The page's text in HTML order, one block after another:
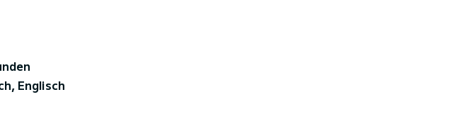
Englisch